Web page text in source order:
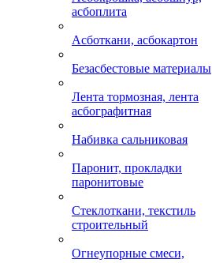
асбоплита
Асботкани, асбокартон
Безасбестовые материалы
Лента тормозная, лента
асбографитная
Набивка сальниковая
Паронит, прокладки
паронитовые
Стеклоткани, текстиль
строительный
Огнеупорные смеси,